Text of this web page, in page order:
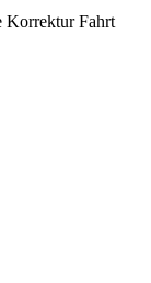
Korrektur Fahrt